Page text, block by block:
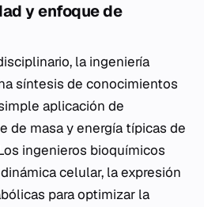
y enfoque de
la ingeniería
síntesis de conocimientos
aplicación de
de masa y energía típicas de
ingenieros bioquímicos
celular, la expresión
para optimizar la